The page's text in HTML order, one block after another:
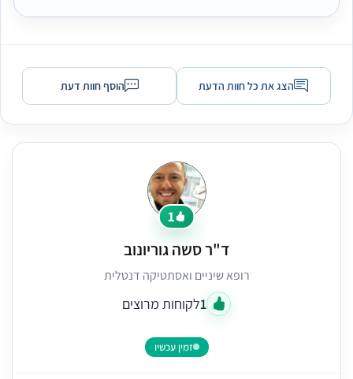
הצג את כל חוות הדעת הוסף חוות דעת
1
ד"ר סשה גוריונוב
רופא שיניים ואסתטיקה דנטלית
1לקוחות מרוצים
זמין עכשיו